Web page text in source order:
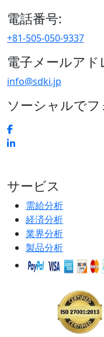
電話番号:
+81-505-050-9337
電子メールアド
info@sdki.jp
ソーシャルで
サービス
需給分析
経済分析
業界分析
製品分析